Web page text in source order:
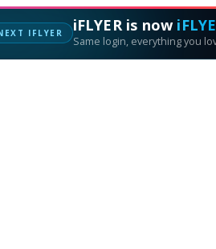
IFLYER iFLYER is now
Same login, everything you